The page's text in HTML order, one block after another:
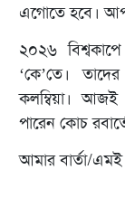
এগোতে হবে।
২০২৬
‘কে’তে।
কলম্বিয়া। আজই
পারেন কোচ
আমার বার্তা/এমই